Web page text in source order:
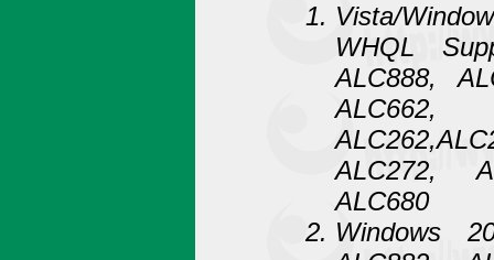
Vista/
WHQL
ALC888,
ALC662,
ALC272,
ALC680
Windows